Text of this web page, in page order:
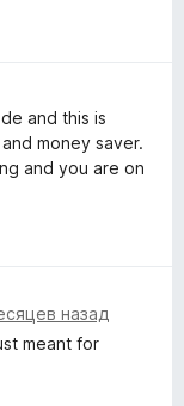
and this is
money saver.
and you are on
назад
meant for